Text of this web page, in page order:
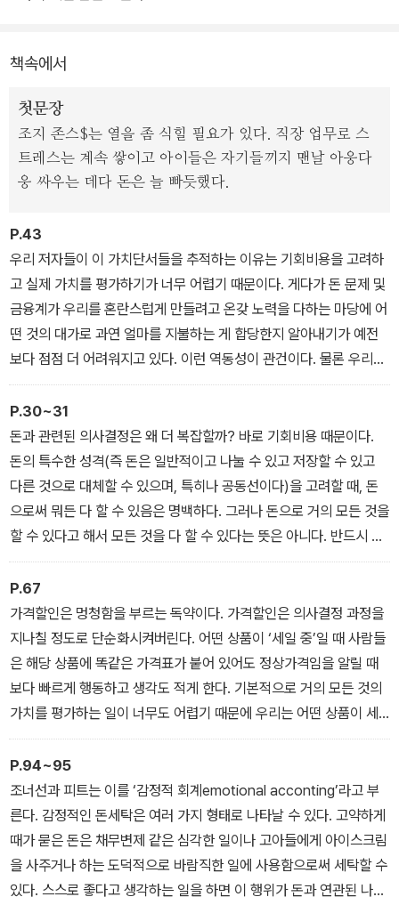
이성적인 행동들을 살펴보고 우리가 왜 그런 행동을 했는지에 대한
「비즈니스 인사이더」 선정 2017년 최고의 경제경영서이자 「커커스
리뷰」, 「월스트리트 저널」, 「퍼블리셔스 위클리」 추천도서로 해외에서
많은 서평을 받은 책으로 이번에 한국 독자들에게 선보이게 되었다.
책속에서
첫문장
조지 존스$는 열을 좀 식힐 필요가 있다. 직장 업무로 스
트레스는 계속 쌓이고 아이들은 자기들끼지 맨날 아웅다
웅 싸우는 데다 돈은 늘 빠듯했다.
P.43
우리 저자들이 이 가치단서들을 추적하는 이유는 기회비용을 고려하
고 실제 가치를 평가하기가 너무 어렵기 때문이다. 게다가 돈 문제 및
금융계가 우리를 혼란스럽게 만들려고 온갖 노력을 다하는 마당에 어
떤 것의 대가로 과연 얼마를 지불하는 게 합당한지 알아내기가 예전
보다 점점 더 어려워지고 있다. 이런 역동성이 관건이다. 물론 우리는
돈의 복잡한 특성과 기회비용을 고려하지 않는 태도를 상대로 끊임없
이 싸운다. 더구나 돈을 더 많이, 더 자주 그리고 더 자유롭게 지출하
라고 강요하는 외부의 힘을 상대로도 끊임없이 싸운다. 우리가 진정
한 가치를 잘못 평가하기를 바라는 수많은 힘이 있다. 그들 입장에서
는 우리가 비이성적으로 돈을 써야 자기들에게 이득이 되기 때문이
다. 우리가 직면한 이런 어려운 상황을 염두에 둔다면, 모든 사람이 수
십억 달러짜리 초호화 아파트에서 수천 달러나 하는 '보틀(병) 속에
들어 있는 요틀'을 마시면서 어슬렁거리지 않는 것이 오히려 놀라운
일이다.
P.30~31
돈과 관련된 의사결정은 왜 더 복잡할까? 바로 기회비용 때문이다.
돈의 특수한 성격(즉 돈은 일반적이고 나눌 수 있고 저장할 수 있고
다른 것으로 대체할 수 있으며, 특히나 공동선이다)을 고려할 때, 돈
으로써 뭐든 다 할 수 있음은 명백하다. 그러나 돈으로 거의 모든 것을
할 수 있다고 해서 모든 것을 다 할 수 있다는 뜻은 아니다. 반드시 선
택을 해야 하며, 그렇기 때문에 뭔가를 희생할 수밖에 없다. 즉, 어떤
것을 하지 않을지 선택해야 한다는 말이다. 이는 의식하든 의식하지
않든 간에 돈을 사용할 때마다 우리가 분명히 기회비용을 생각한다는
뜻이다. _ <02_돈이란 무엇인가>
P.67
가격할인은 멍청함을 부르는 독약이다. 가격할인은 의사결정 과정을
지나칠 정도로 단순화시켜버린다. 어떤 상품이 ‘세일 중’일 때 사람들
은 해당 상품에 똑같은 가격표가 붙어 있어도 정상가격임을 알릴 때
보다 빠르게 행동하고 생각도 적게 한다. 기본적으로 거의 모든 것의
가치를 평가하는 일이 너무도 어렵기 때문에 우리는 어떤 상품이 세
일 중이라고 하면(즉, 상대적인 가치평가 결과를 받아들 때) 손쉬운
길을 선택해서 그 세일 가격을 바탕으로 의사결정을 내린다. 여러 가
지 선택지가 있다면 우리는 상대적으로 저항이 가장 적은 경로를 선
택한다. JC페니 고객들이 어떤 상품에 내재된 절대적인 가치를 힘들
게 노력해서 알아내기보다는 손쉬운 경로를 선택하는 것과 마찬가지
다. _ <04_모든 것은 상대적이다>
P.94~95
조너선과 피트는 이를 ‘감정적 회계emotional acconting’라고 부
른다. 감정적인 돈세탁은 여러 가지 형태로 나타날 수 있다. 고약하게
때가 묻은 돈은 채무변제 같은 심각한 일이나 고아들에게 아이스크림
을 사주거나 하는 도덕적으로 바람직한 일에 사용함으로써 세탁할 수
있다. 스스로 좋다고 생각하는 일을 하면 이 행위가 돈과 연관된 나쁜